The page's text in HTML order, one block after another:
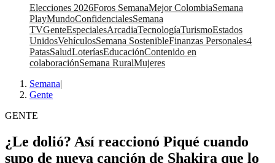
Elecciones 2026Foros SemanaMejor ColombiaSemana
PlayMundoConfidencialesSemana
TVGenteEspecialesArcadiaTecnologíaTurismoEstados
UnidosVehículosSemana SostenibleFinanzas Personales4
PatasSaludLoteríasEducaciónContenido en
colaboraciónSemana RuralMujeres
Semana|
Gente
GENTE
¿Le dolió? Así reaccionó Piqué cuando
supo de nueva canción de Shakira que lo